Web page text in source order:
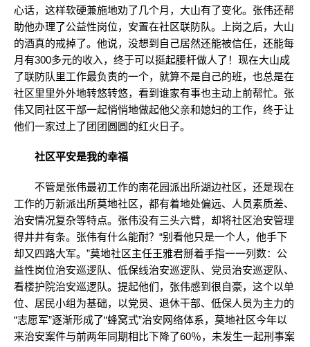
心话，这样软硬兼施地劝了几个月，大山有了变化。张伟还帮
助他办理了公益性岗位，安置在社区联防队。上岗之后，大山
的酒真的戒掉了。他说，没想到自己居然还能被信任，还能每
月有300多元的收入，终于可以挺起腰杆做人了！现在大山成
了联防队里工作最负责的一个，就算不是自己的班，也总是在
社区里里外外地转悠转悠，看到谁家有事也主动上前帮忙。张
伟又同社区干部一起悄悄地做起他父亲和媳妇的工作，终于让
他们一家过上了团团圆圆的红火日子。
社区平安是我的幸福
不管是张伟最初工作的南花园派出所湖边社区，还是现在
工作的万新派出所莫地社区，都有着地处偏远、人员素质差、
治安情况复杂等特点。张伟没有三头六臂，却将社区治安管理
得井井有条。张伟有什么能耐？“别看他只是一个人，他手下
却又四路大军。”莫地社区主任王雅君掰着手指一一列数：公
益性岗位治安巡逻队、低保线治安巡逻队、党员治安巡逻队、
看楼护院治安巡逻队。提起他们，张伟感到很自豪，这个以单
位、居民小组为基础，以党员、退休干部、低保人员为主力的
“志愿军”逐渐形成了“蜂窝式”治安网络体系，莫地社区今年以
来治安案件与前两年同期相比下降了60％，未发生一起刑事案